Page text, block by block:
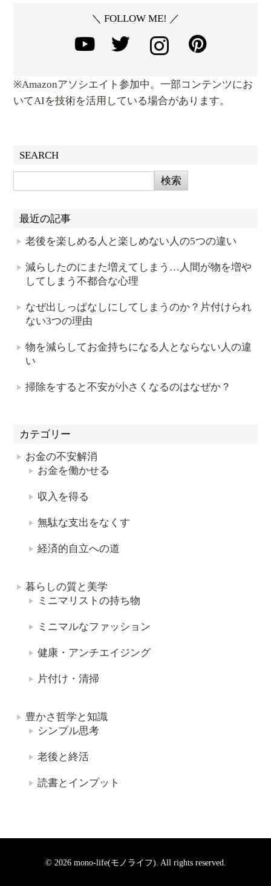
＼ FOLLOW ME! ／
※Amazonアソシエイト参加中。一部コンテンツにお
いてAIを技術を活用している場合があります。
SEARCH
最近の記事
老後を楽しめる人と楽しめない人の5つの違い
減らしたのにまた増えてしまう…人間が物を増や
してしまう不都合な心理
なぜ出しっぱなしにしてしまうのか？片付けられ
ない3つの理由
物を減らしてお金持ちになる人とならない人の違
い
掃除をすると不安が小さくなるのはなぜか？
カテゴリー
お金の不安解消
お金を働かせる
収入を得る
無駄な支出をなくす
経済的自立への道
暮らしの質と美学
ミニマリストの持ち物
ミニマルなファッション
健康・アンチエイジング
片付け・清掃
豊かさ哲学と知識
シンプル思考
老後と終活
読書とインプット
© 2026 mono-life(モノライフ). All rights reserved.